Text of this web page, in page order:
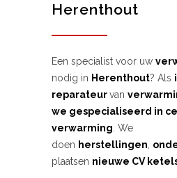
Herenthout
Een specialist voor uw
nodig in Herenthout? Als
reparateurvan
we gespecialiseerd in
verwarming . We
doen herstellingen
plaatsen nieuwe CV